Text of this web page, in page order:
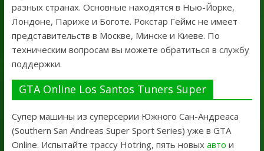
разных странах. Основные находятся в Нью-Йорке,
Лондоне, Париже и Боготе. Рокстар Геймс не имеет
представительств в Москве, Минске и Киеве. По
техническим вопросам вы можете обратиться в службу
поддержки.
GTA Online Los Santos Tuners Super
Супер машины из суперсерии Южного Сан-Андреаса
(Southern San Andreas Super Sport Series) уже в GTA
Online. Испытайте трассу Hotring, пять новых авто и